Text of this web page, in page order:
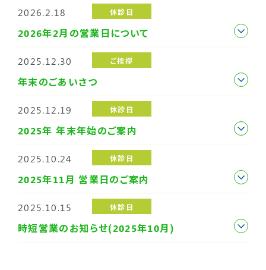
2026.2.18 休診日
2026年2月の営業日について
2025.12.30 ご挨拶
年末のごあいさつ
2025.12.19 休診日
2025年 年末年始のご案内
2025.10.24 休診日
2025年11月 営業日のご案内
2025.10.15 休診日
時短営業のお知らせ(2025年10月)